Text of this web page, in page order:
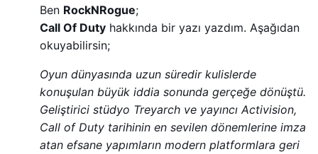
Ben RockNRogue;
Call Of Duty hakkında bir yazı yazdım. Aşağıdan
okuyabilirsin;
Oyun dünyasında uzun süredir kulislerde
konuşulan büyük iddia sonunda gerçeğe dönüştü.
Geliştirici stüdyo Treyarch ve yayıncı Activision,
Call of Duty tarihinin en sevilen dönemlerine imza
atan efsane yapımların modern platformlara geri